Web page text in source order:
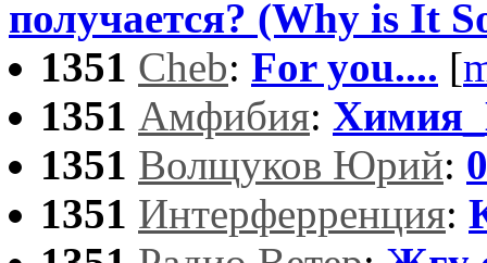
получается? (Why is It
1351 Cheb: For you.... [
1351 Амфибия:
1351 Волщуков Юрий:
1351 Интерферренция: